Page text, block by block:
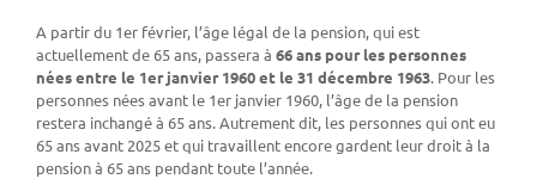
A partir du 1er février, l’âge légal de la pension, qui est
actuellement de 65 ans, passera à 66 ans pour les personnes
nées entre le 1er janvier 1960 et le 31 décembre 1963. Pour les
personnes nées avant le 1er janvier 1960, l’âge de la pension
restera inchangé à 65 ans. Autrement dit, les personnes qui ont eu
65 ans avant 2025 et qui travaillent encore gardent leur droit à la
pension à 65 ans pendant toute l’année.